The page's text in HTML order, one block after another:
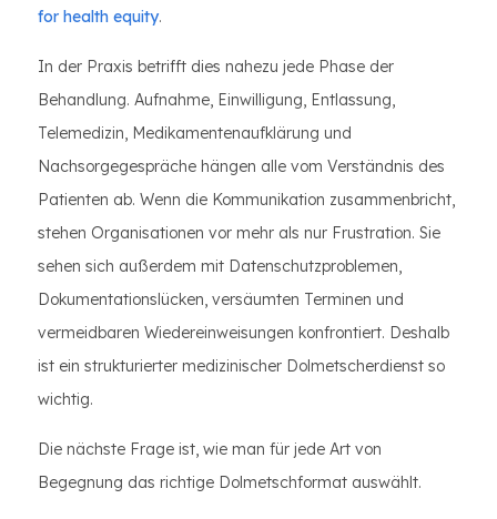
for health equity.
In der Praxis betrifft dies nahezu jede Phase der
Behandlung. Aufnahme, Einwilligung, Entlassung,
Telemedizin, Medikamentenaufklärung und
Nachsorgegespräche hängen alle vom Verständnis des
Patienten ab. Wenn die Kommunikation zusammenbricht,
stehen Organisationen vor mehr als nur Frustration. Sie
sehen sich außerdem mit Datenschutzproblemen,
Dokumentationslücken, versäumten Terminen und
vermeidbaren Wiedereinweisungen konfrontiert. Deshalb
ist ein strukturierter medizinischer Dolmetscherdienst so
wichtig.
Die nächste Frage ist, wie man für jede Art von
Begegnung das richtige Dolmetschformat auswählt.